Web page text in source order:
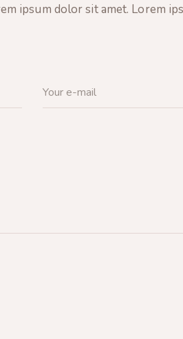
ipsum dolor sit amet. Lorem